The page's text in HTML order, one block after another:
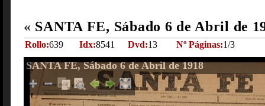
« SANTA FE, Sábado 6 de Abril de
Rollo:639 Idx:8541 Dvd:13 Nº Páginas:1/3
SANTA FE, Sábado 6 de Abril de 1918